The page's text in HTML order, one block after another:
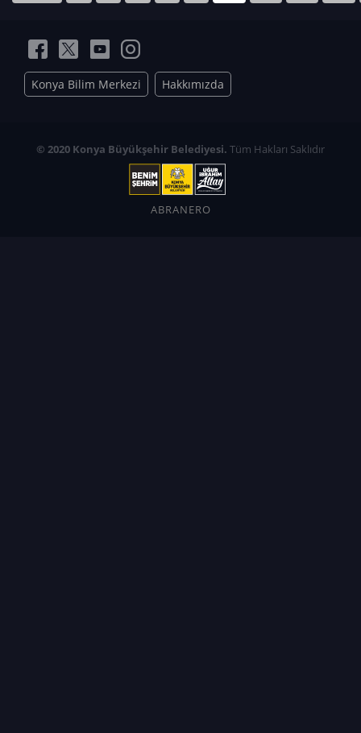
Konya Bilim Merkezi Hakkımızda
© 2020 Konya Büyükşehir Belediyesi. Tüm Hakları Saklıdır
ABRANERO